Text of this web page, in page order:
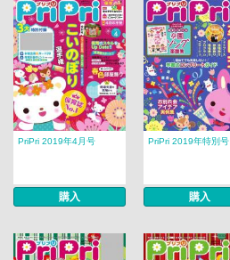
PriPri 2019年4月号
購入
PriPri 2019年特別号
購入